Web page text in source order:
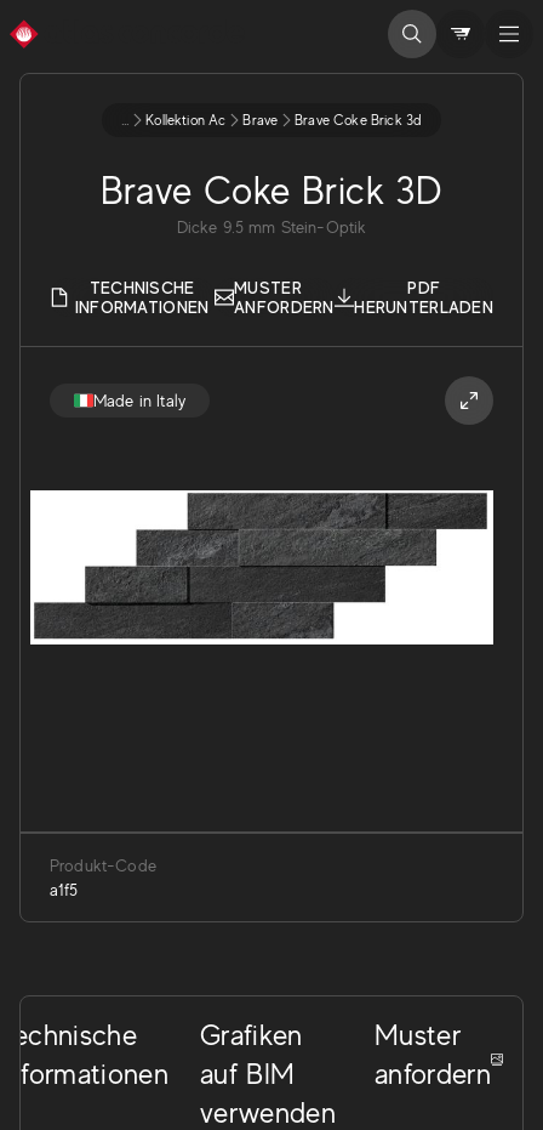
Made in Italy
... Kollektion Ac Brave Brave Coke Brick 3d
Brave Coke Brick 3D
Dicke 9.5 mm Stein-Optik
TECHNISCHE
INFORMATIONEN
MUSTER
ANFORDERN
PDF
HERUNTERLADEN
Produkt-Code
a1f5
Technische
Informationen
Grafiken
auf BIM
verwenden
Muster
anfordern